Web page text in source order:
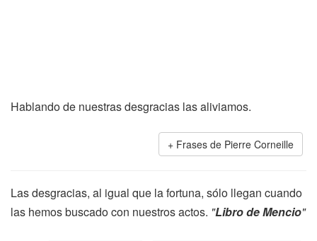
Hablando de nuestras desgracias las aliviamos.
Frases de Pierre Corneille
Las desgracias, al igual que la fortuna, sólo llegan cuando
las hemos buscado con nuestros actos. "Libro de Mencio"